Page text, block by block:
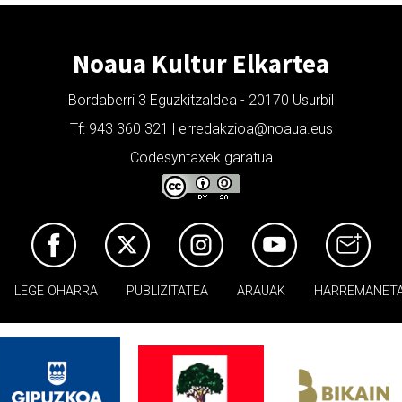
Noaua Kultur Elkartea
Bordaberri 3 Eguzkitzaldea - 20170 Usurbil
Tf: 943 360 321 | erredakzioa@noaua.eus
Codesyntaxek garatua
LEGE OHARRA PUBLIZITATEA ARAUAK